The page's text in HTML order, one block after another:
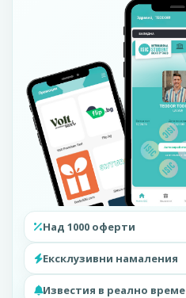
Над 1000 оферти
Ексклузивни намаления
Известия в реално време